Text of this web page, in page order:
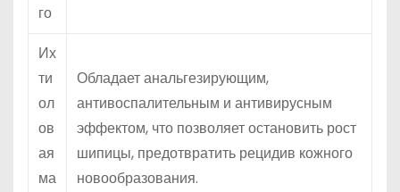
го
Их
ти
ол
ов
ая
ма
Обладает анальгезирующим,
антивоспалительным и антивирусным
эффектом, что позволяет остановить рост
шипицы, предотвратить рецидив кожного
новообразования.